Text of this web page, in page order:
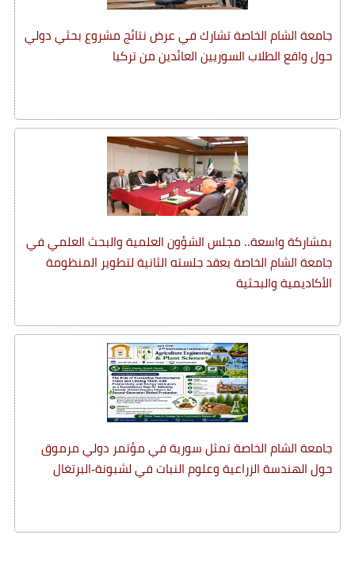
جامعة الشام الخاصة تشارك في عرض نتائج مشروع بحثي دولي
حول واقع الطلاب السوريين العائدين من تركيا
بمشاركة واسعة.. مجلس الشؤون العلمية والبحث العلمي في
جامعة الشام الخاصة يعقد جلسته الثانية لتطوير المنظومة
الأكاديمية والبحثية
جامعة الشام الخاصة تمثل سورية في مؤتمر دولي مرموق
حول الهندسة الزراعية وعلوم النبات في لشبونة-البرتغال